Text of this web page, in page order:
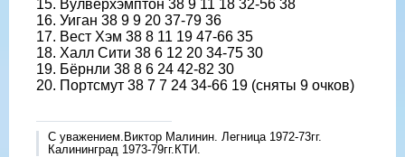
15. Вулверхэмптон 38 9 11 18 32-56 38
16. Уиган 38 9 9 20 37-79 36
17. Вест Хэм 38 8 11 19 47-66 35
18. Халл Сити 38 6 12 20 34-75 30
19. Бёрнли 38 8 6 24 42-82 30
20. Портсмут 38 7 7 24 34-66 19 (сняты 9 очков)
С уважением.Виктор Малинин. Легница 1972-73гг.
Калининград 1973-79гг.КТИ.